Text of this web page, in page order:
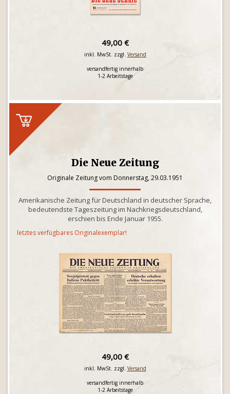
49,00 €
inkl. MwSt. zzgl. Versand
versandfertig innerhalb
1-2 Arbeitstage
Die Neue Zeitung
Originale Zeitung vom Donnerstag, 29.03.1951
Amerikanische Zeitung für Deutschland in deutscher Sprache,
bedeutendste Tageszeitung im Nachkriegsdeutschland,
erschien bis Ende Januar 1955.
letztes verfügbares Originalexemplar!
49,00 €
inkl. MwSt. zzgl. Versand
versandfertig innerhalb
1-2 Arbeitstage